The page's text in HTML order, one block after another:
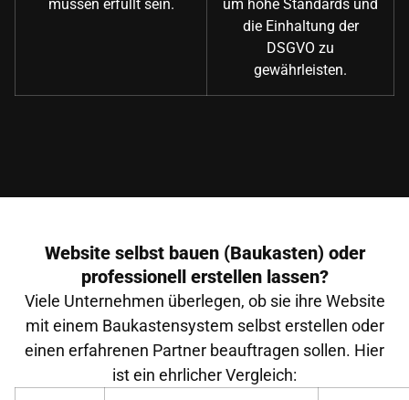
müssen erfüllt sein.
um hohe Standards und
die Einhaltung der
DSGVO zu
gewährleisten.
Website selbst bauen (Baukasten) oder
professionell erstellen lassen?
Viele Unternehmen überlegen, ob sie ihre Website
mit einem Baukastensystem selbst erstellen oder
einen erfahrenen Partner beauftragen sollen. Hier
ist ein ehrlicher Vergleich: